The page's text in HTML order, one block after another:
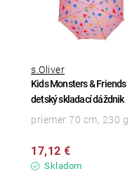
Kids Monsters & Friends
detský skladací dáždnik
s.Oliver
Skladom
17,12 €
priemer 70 cm, 230 g